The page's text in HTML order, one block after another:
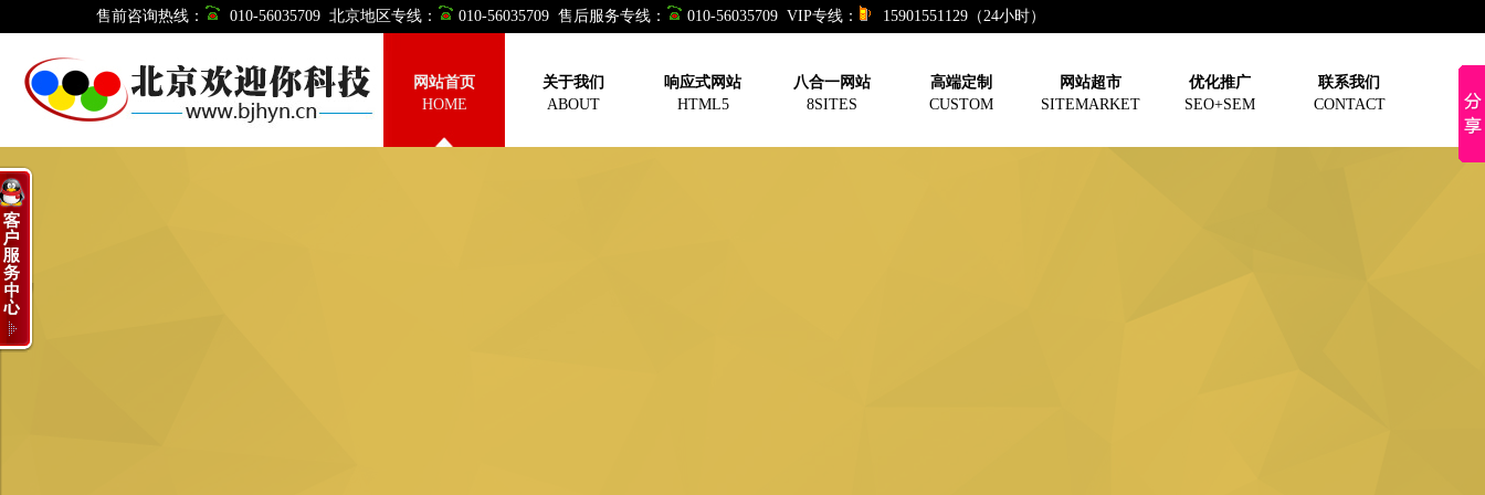
售前咨询热线： 010-56035709 北京地区专线： 010-56035709 售后服务专线： 010-56035709 VIP专线： 15901551129（24小时）
网站首页
HOME
关于我们
ABOUT
响应式网站
HTML5
八合一网站
8SITES
高端定制
CUSTOM
网站超市
SITEMARKET
优化推广
SEO+SEM
联系我们
CONTACT